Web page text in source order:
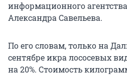
информационного
Александра Савельева.
По его словам, только на
сентябре икра лососевых
на 20%. Стоимость